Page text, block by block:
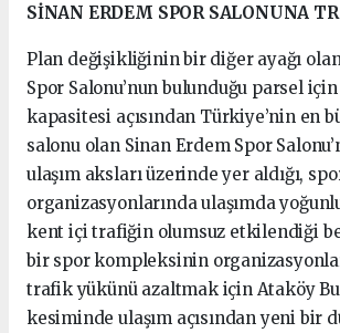
SİNAN ERDEM SPOR SALONUNA
Plan değişikliğinin bir diğer ayağı
Spor Salonu’nun bulunduğu parsel
kapasitesi açısından Türkiye’nin en
salonu olan Sinan Erdem Spor
ulaşım aksları üzerinde yer aldığı,
organizasyonlarında ulaşımda
kent içi trafiğin olumsuz etkilendiği
bir spor kompleksinin
trafik yükünü azaltmak için Ataköy
kesiminde ulaşım açısından yeni bir